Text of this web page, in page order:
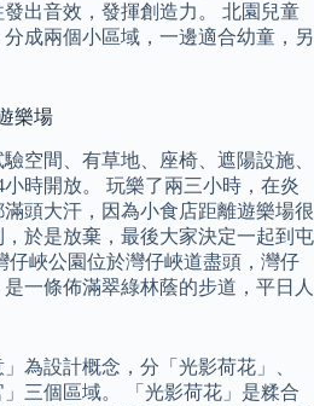
出音效，發揮創造力。 北園兒童
成兩個小區域，一邊適合幼童，另
樂場
空間、有草地、座椅、遮陽設施、
時開放。 玩樂了兩三小時，在炎
頭大汗，因為小食店距離遊樂場很
於是放棄，最後大家決定一起到屯
仔峽公園位於灣仔峽道盡頭，灣仔
一條佈滿翠綠林蔭的步道，平日人
為設計概念，分「光影荷花」、
」三個區域。 「光影荷花」是糅合